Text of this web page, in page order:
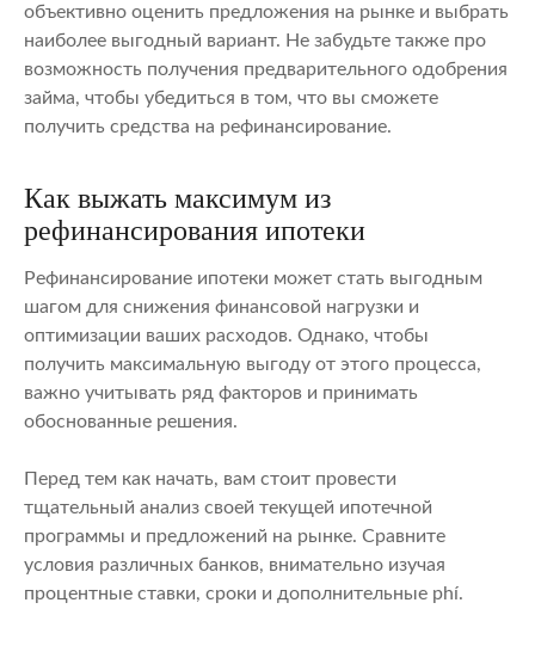
объективно оценить предложения на рынке и выбрать
наиболее выгодный вариант. Не забудьте также про
возможность получения предварительного одобрения
займа, чтобы убедиться в том, что вы сможете
получить средства на рефинансирование.
Как выжать максимум из
рефинансирования ипотеки
Рефинансирование ипотеки может стать выгодным
шагом для снижения финансовой нагрузки и
оптимизации ваших расходов. Однако, чтобы
получить максимальную выгоду от этого процесса,
важно учитывать ряд факторов и принимать
обоснованные решения.
Перед тем как начать, вам стоит провести
тщательный анализ своей текущей ипотечной
программы и предложений на рынке. Сравните
условия различных банков, внимательно изучая
процентные ставки, сроки и дополнительные phí.